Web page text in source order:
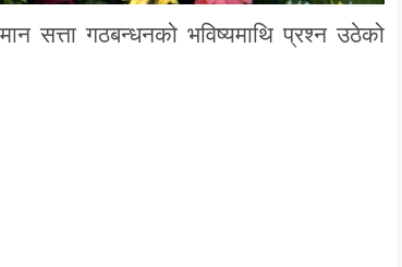
सत्ता गठबन्धनको भविष्यमाथि प्रश्न उठेको